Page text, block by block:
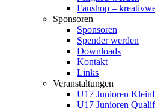
Fanshop –
Sponsoren
Sponsoren
Spender werden
Downloads
Kontakt
Links
Veranstaltungen
U17 Junioren
U17 Junioren